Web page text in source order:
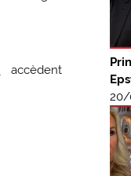
accèdent
20/